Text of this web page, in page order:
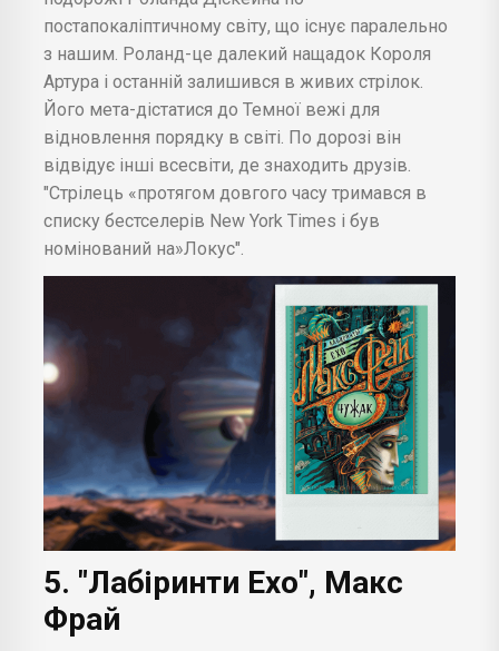
постапокаліптичному світу, що існує паралельно
з нашим. Роланд-це далекий нащадок Короля
Артура і останній залишився в живих стрілок.
Його мета-дістатися до Темної вежі для
відновлення порядку в світі. По дорозі він
відвідує інші всесвіти, де знаходить друзів.
"Стрілець «протягом довгого часу тримався в
списку бестселерів New York Times і був
номінований на»Локус".
5. "Лабіринти Ехо", Макс
Фрай